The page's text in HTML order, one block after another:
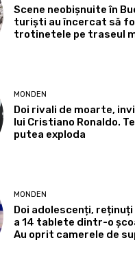
Scene neobișnuite în
turiști au încercat să
trotinetele pe traseul
MONDEN
Doi rivali de moarte,
lui Cristiano Ronaldo.
putea exploda
MONDEN
Doi adolescenți,
a 14 tablete dintr-o
Au oprit camerele de